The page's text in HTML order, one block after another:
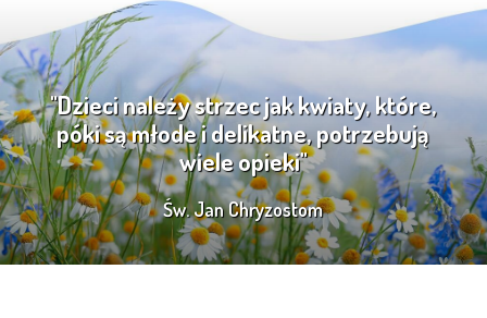
"Dzieci należy strzec jak kwiaty, które,
póki są młode i delikatne, potrzebują
wiele opieki"
Św. Jan Chryzostom